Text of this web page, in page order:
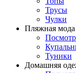
Трусы
Чулки
Пляжная мода
Туники
Домашняя